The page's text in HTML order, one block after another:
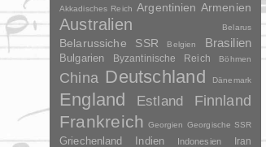
Akkadisches Reich Argentinien Armenien
Australien Belarus
Belarussiche SSR Belgien Brasilien
Bulgarien Byzantinische Reich Böhmen
China Deutschland Dänemark
England Estland Finnland
Frankreich Georgien Georgische SSR
Griechenland Indien Indonesien Iran